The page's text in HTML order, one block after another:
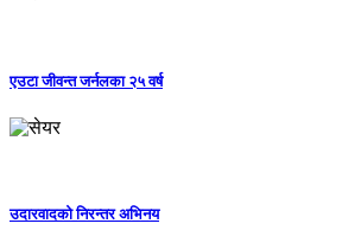
एउटा जीवन्त जर्नलका २५ वर्ष
उदारवादको निरन्तर अभिनय